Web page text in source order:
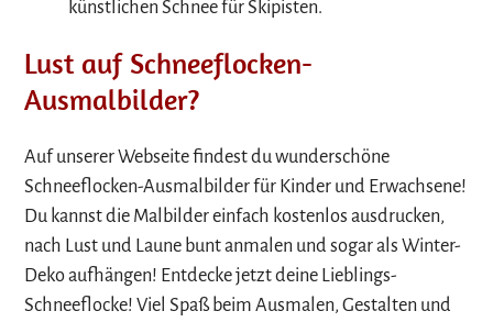
künstlichen Schnee für Skipisten.
Lust auf Schneeflocken-
Ausmalbilder?
Auf unserer Webseite findest du wunderschöne
Schneeflocken-Ausmalbilder für Kinder und Erwachsene!
Du kannst die Malbilder einfach kostenlos ausdrucken,
nach Lust und Laune bunt anmalen und sogar als Winter-
Deko aufhängen! Entdecke jetzt deine Lieblings-
Schneeflocke! Viel Spaß beim Ausmalen, Gestalten und